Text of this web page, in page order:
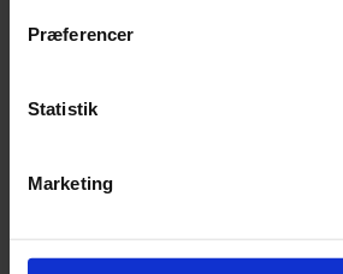
Præferencer
Statistik
Marketing
Bark